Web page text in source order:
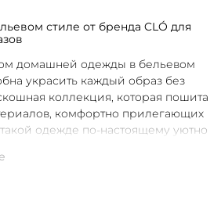
стиле от бренда CLÓ для
домашней одежды в бельевом
украсить каждый образ без
коллекция, которая пошита
комфортно прилегающих
одежде по-настоящему уютно
позволяют каждой женщине